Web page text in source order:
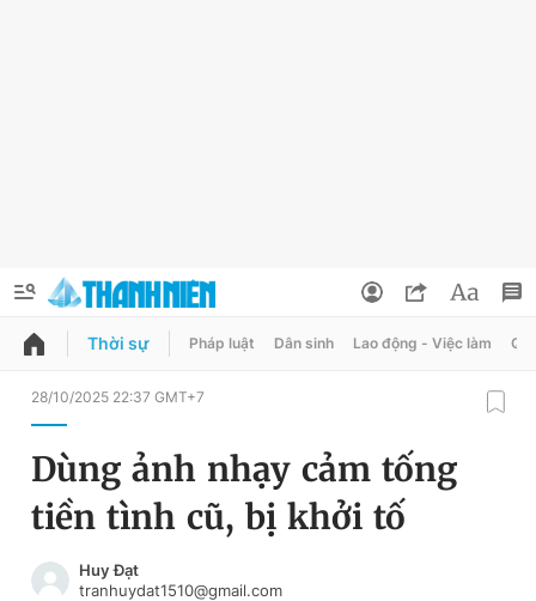
QUẢNG CÁO
Chuyên mục
Chuyên mục khác
Đổi mật khẩu
Tin đã lưu
Tin đã xem
Thời sự Pháp luật Dân sinh Lao động - Việc làm
28/10/2025 22:37 GMT+7
Dùng ảnh nhạy cảm tống
tiền tình cũ, bị khởi tố
Huy Đạt
tranhuydat1510@gmail.com